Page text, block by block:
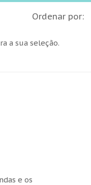
Ordenar por:
a sua seleção.
e os